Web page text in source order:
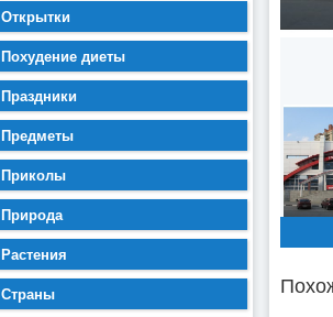
Открытки
Похудение диеты
Праздники
Предметы
Приколы
Природа
Растения
Страны